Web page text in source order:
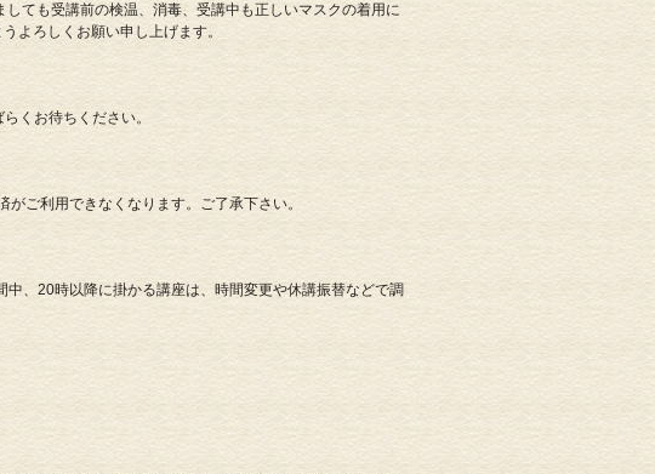
ても受講前の検温、消毒、受講中も正しいマスクの着用に
よろしくお願い申し上げます。
くお待ちください。
ご利用できなくなります。ご了承下さい。
、20時以降に掛かる講座は、時間変更や休講振替などで調